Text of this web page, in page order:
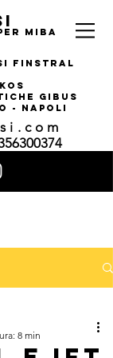
MIBA
finstral
CHE gIBUS
- NAPOLI
8 min